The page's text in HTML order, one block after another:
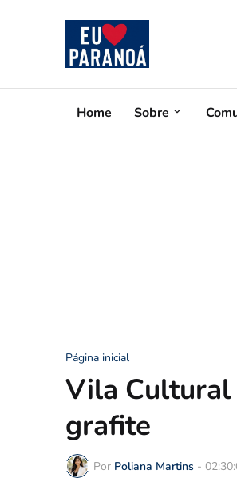
Home Sobre
Página inicial
Vila Cultural
grafite
Por Poliana Martins -